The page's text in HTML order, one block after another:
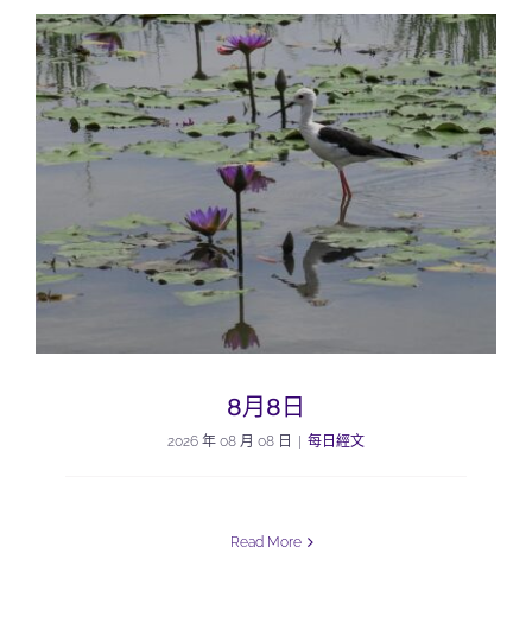
8月8日
2026 年 08 月 08 日 每日經文
Read More